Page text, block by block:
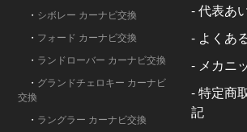
・ シボレー カーナビ交換
・ フォード カーナビ交換
・ ランドローバー カーナビ交換
・ グランドチェロキー カーナビ
交換
・ ラングラー カーナビ交換
-代表あ
- よくあ
- メカニ
-特定商
記